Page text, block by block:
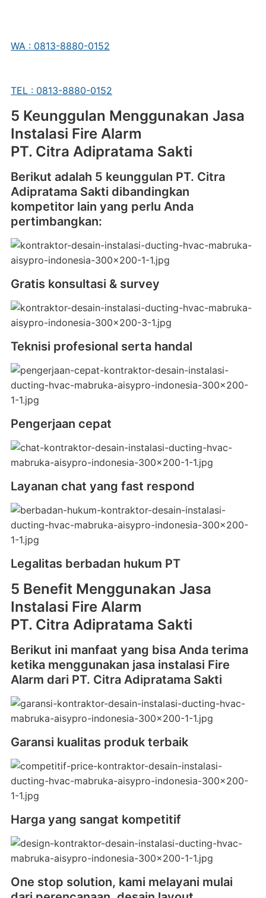
WA : 0813-8880-0152
TEL : 0813-8880-0152
5 Keunggulan Menggunakan Jasa
Instalasi Fire Alarm
PT. Citra Adipratama Sakti
Berikut adalah 5 keunggulan PT. Citra
Adipratama Sakti dibandingkan
kompetitor lain yang perlu Anda
pertimbangkan:
Gratis konsultasi & survey
Teknisi profesional serta handal
Pengerjaan cepat
Layanan chat yang fast respond
Legalitas berbadan hukum PT
5 Benefit Menggunakan Jasa
Instalasi Fire Alarm
PT. Citra Adipratama Sakti
Berikut ini manfaat yang bisa Anda terima
ketika menggunakan jasa instalasi Fire
Alarm dari PT. Citra Adipratama Sakti
Garansi kualitas produk terbaik
Harga yang sangat kompetitif
One stop solution, kami melayani mulai